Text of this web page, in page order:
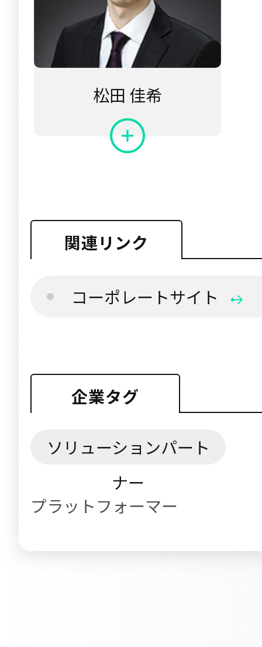
松田 佳希
関連リンク
コーポレートサイト
企業タグ
ソリューションパート
ナー
プラットフォーマー